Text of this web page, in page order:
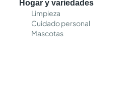
Hogar y variedades
Limpieza
Cuidado personal
Mascotas